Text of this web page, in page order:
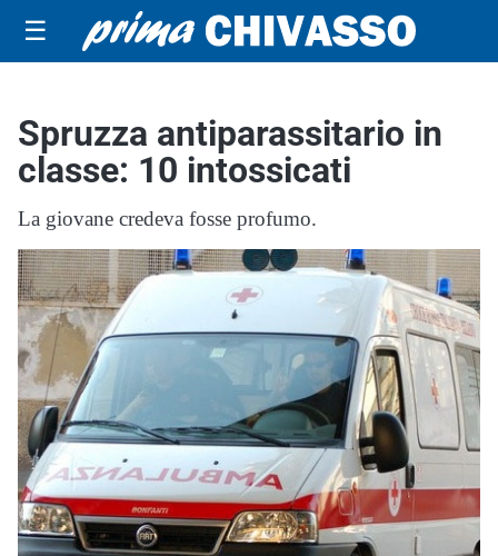
☰
Spruzza antiparassitario in
classe: 10 intossicati
La giovane credeva fosse profumo.